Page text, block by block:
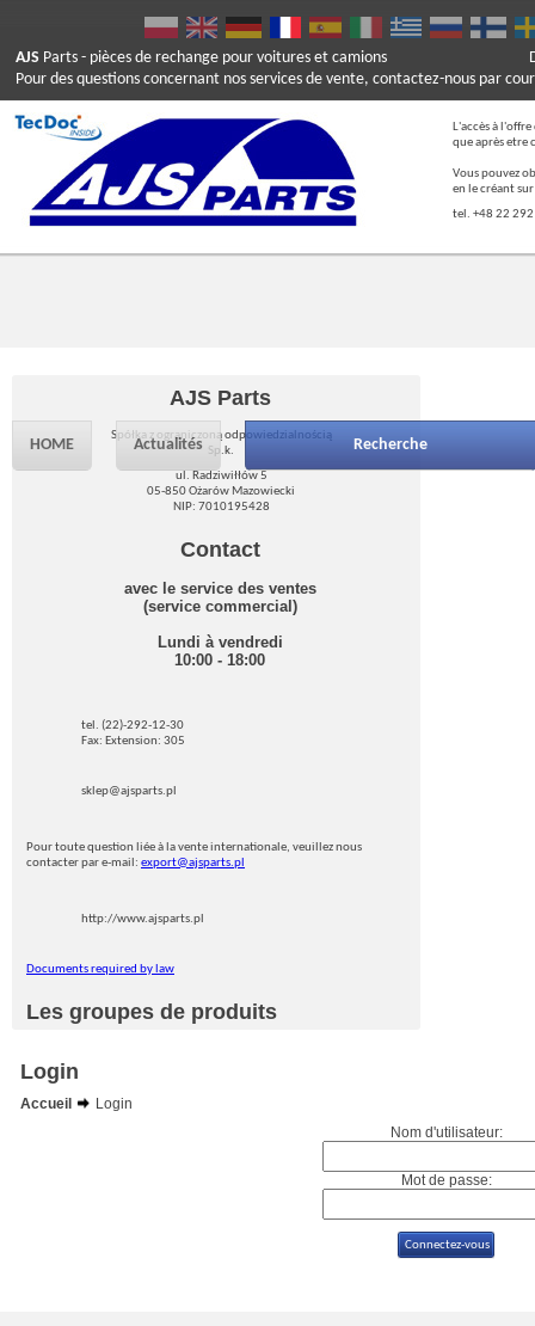
AJS Parts - pièces de rechange pour voitures et camions
Pour des questions concernant nos services de vente, contactez-nous par
L'accès à
que après etre
Vous pouvez
en le créant
tel. +48 22
HOME Actualités Recherche
AJS Parts
Spółka z ograniczoną odpowiedzialnością
Sp.k.
ul. Radziwiłłów 5
05-850 Ożarów Mazowiecki
NIP: 7010195428
Contact
avec le service des ventes
(service commercial)
Lundi à vendredi
10:00 - 18:00
tel. (22)-292-12-30
Fax: Extension: 305
sklep@ajsparts.pl
Pour toute question liée à la vente internationale, veuillez nous
contacter par e-mail: export@ajsparts.pl
http://www.ajsparts.pl
Documents required by law
Les groupes de produits
Login
Accueil
Login
Nom d'utilisateur:
Mot de passe: